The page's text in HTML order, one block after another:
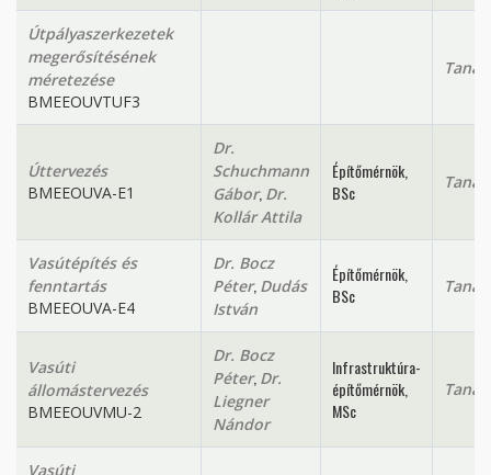
Útpályaszerkezetek
megerősítésének
méretezése
BMEEOUVTUF3
Úttervezés
BMEEOUVA-E1
Dr.
Schuchmann
Gábor, Dr.
Kollár Attila
Építőmérnök,
BSc
Vasútépítés és
fenntartás
BMEEOUVA-E4
Dr. Bocz
Péter, Dudás
István
Építőmérnök,
BSc
Vasúti
állomástervezés
BMEEOUVMU-2
Dr. Bocz
Péter, Dr.
Liegner
Nándor
Infrastruktúra-
építőmérnök,
MSc
Vasúti